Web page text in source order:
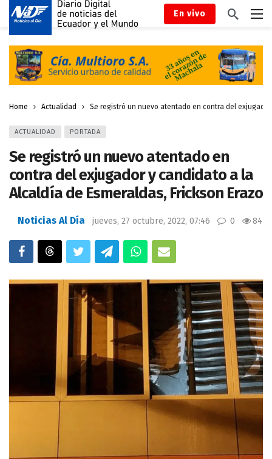
En vivo
Home Actualidad Se registró un nuevo atentado en contra del
ACTUALIDAD PORTADA
Se registró un nuevo atentado en
contra del exjugador y candidato a la
Alcaldía de Esmeraldas, Frickson Erazo
Noticias Al Día jueves, 27 octubre, 2022, 07:46 0 84